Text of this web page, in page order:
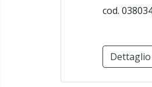
cod.
Dettaglio